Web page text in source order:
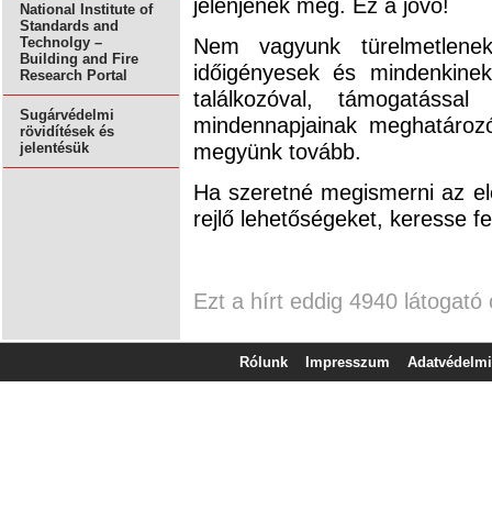
National Institute of
Standards and
Technolgy –
Building and Fire
Research Portal
Sugárvédelmi
rövidítések és
jelentésük
Nem vagyunk
időigényesek és
találkozóval,
mindennapjainak
megyünk tovább.
Ha szeretné megismerni az
rejlő lehetőségeket, keresse
Ezt a hírt eddig 4940 látogató
Rólunk Impresszum